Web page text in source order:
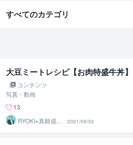
すべてのカテゴリ
大豆ミートレシピ【お肉特盛牛丼】
コンテンツ
写真・動画
13
RYOKI⭐︎真願成就
2021/09/30